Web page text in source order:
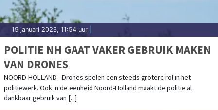
19 januari 2023, 11:54 uur
POLITIE NH GAAT VAKER GEBRUIK MAKEN
VAN DRONES
NOORD-HOLLAND - Drones spelen een steeds grotere rol in het
politiewerk. Ook in de eenheid Noord-Holland maakt de politie al
dankbaar gebruik van [...]